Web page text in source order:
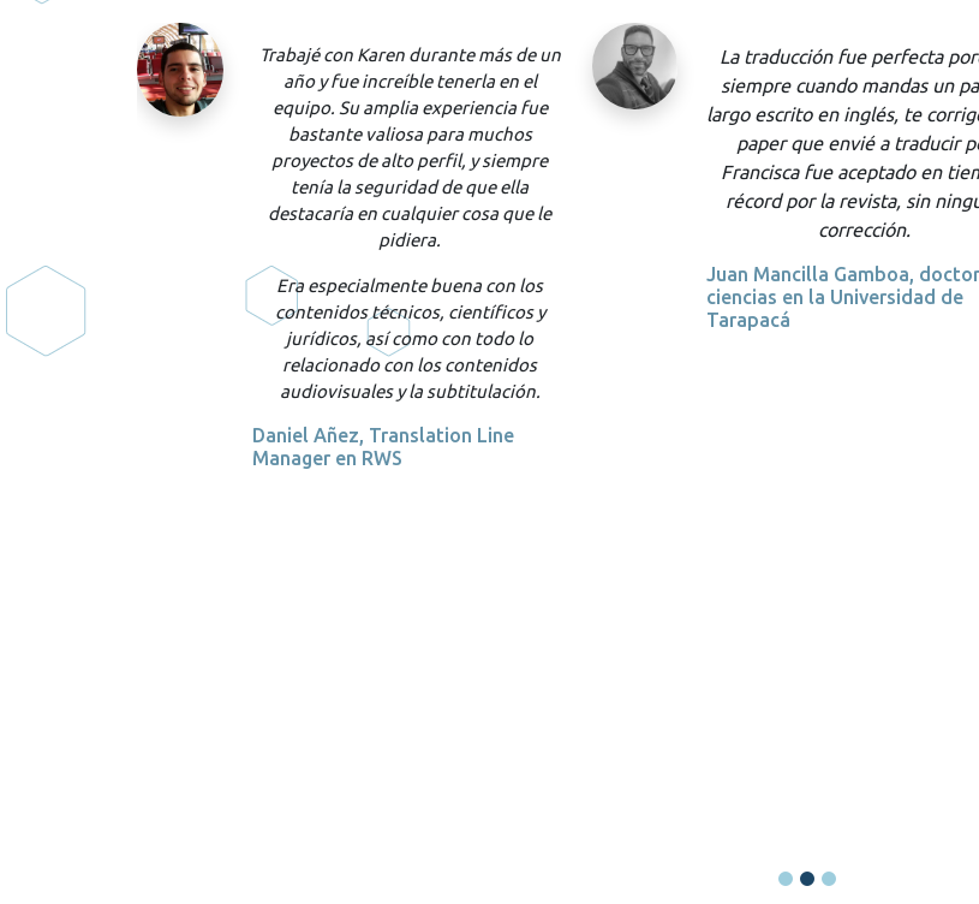
con los
todo lo
La traducción fue perfecta porque
siempre cuando mandas unpaper
largo escrito en inglés, te corrigen. El
paperque envié a traducir por
Francisca fue aceptado en tiempo
récord por la revista, sin ninguna
corrección.
Juan Mancilla Gamboa, doctor en
ciencias en la Universidad de
Tarapacá
Contar con Ángela en la
locución de la
nuestra producción de Sueño
noche de verano fue todo
privilegio para nosotros.
Desde el principio, demostró
consultando conmigo y con el
en todo momento, no solo sus
sobre el aspecto visual y